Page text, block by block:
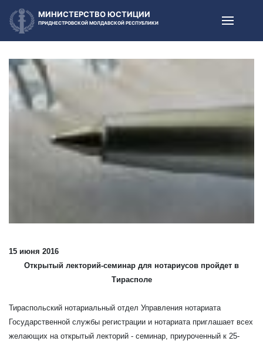
МИНИСТЕРСТВО ЮСТИЦИИ
ПРИДНЕСТРОВСКОЙ МОЛДАВСКОЙ РЕСПУБЛИКИ
15 июня 2016
Открытый лекторий-семинар для нотариусов пройдет в
Тирасполе
Тираспольский нотариальный отдел Управления нотариата
Государственной службы регистрации и нотариата приглашает всех
желающих на открытый лекторий - семинар, приуроченный к 25-